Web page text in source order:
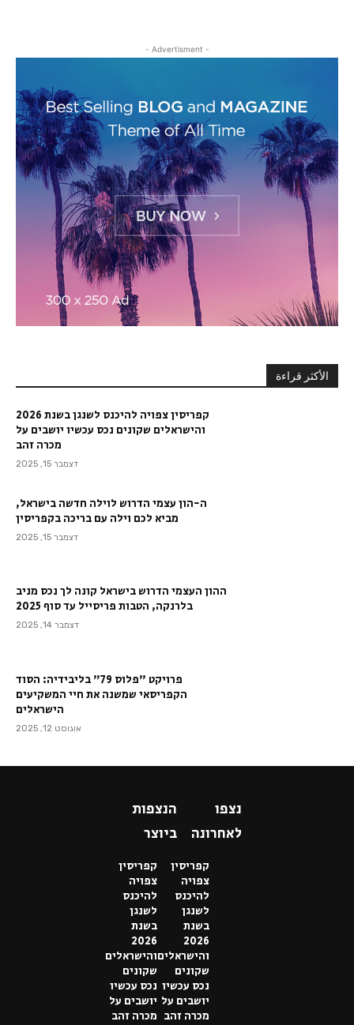
- Advertisment -
الأكثر قراءة
קפריסין צפויה להיכנס לשנגן בשנת 2026
והישראלים שקונים נכס עכשיו יושבים על
מכרה זהב
דצמבר 15, 2025
ה-הון עצמי הדרוש לוילה חדשה בישראל,
מביא לכם וילה עם בריכה בקפריסין
דצמבר 15, 2025
ההון העצמי הדרוש בישראל קונה לך נכס מניב
בלרנקה, הטבות פריסייל עד סוף 2025
דצמבר 14, 2025
פרויקט "פלוס 79" בליבידיה: הסוד
הקפריסאי שמשנה את חיי המשקיעים
הישראלים
אוגוסט 12, 2025
נצפו
לאחרונה
קפריסין
צפויה
להיכנס
לשנגן
בשנת
2026
והישראלים
שקונים
נכס עכשיו
יושבים על
מכרה זהב
הנצפות
ביוצר
קפריסין
צפויה
להיכנס
לשנגן
בשנת
2026
והישראלים
שקונים
נכס עכשיו
יושבים על
מכרה זהב